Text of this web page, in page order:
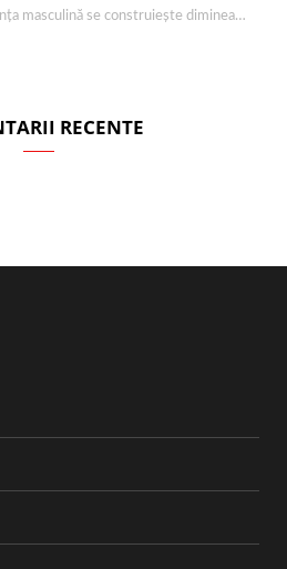
Eleganța masculină se construiește dimineața, în câteva minute și cu produsele potrivite. O rutină de…
RECENTE